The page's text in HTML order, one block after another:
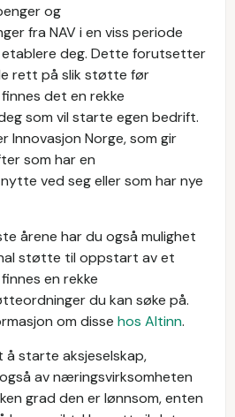
og
fra NAV i en viss periode
etablere deg. Dette forutsetter
rett på slik støtte før
det en rekke
som vil starte egen bedrift.
Innovasjon Norge, som gir
som har en
ved seg eller som har nye
årene har du også mulighet
støtte til oppstart av et
en rekke
du kan søke på.
om disse hos Altinn.
starte aksjeselskap,
av næringsvirksomheten
grad den er lønnsom, enten